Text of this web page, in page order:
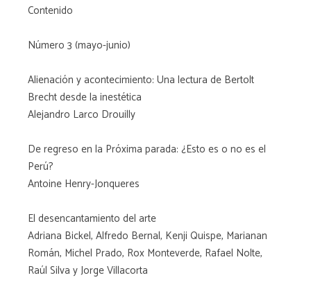
Contenido
Número 3 (mayo-junio)
Alienación y acontecimiento: Una lectura de Bertolt
Brecht desde la inestética
Alejandro Larco Drouilly
De regreso en la Próxima parada: ¿Esto es o no es el
Perú?
Antoine Henry-Jonqueres
El desencantamiento del arte
Adriana Bickel, Alfredo Bernal, Kenji Quispe, Marianan
Román, Michel Prado, Rox Monteverde, Rafael Nolte,
Raúl Silva y Jorge Villacorta